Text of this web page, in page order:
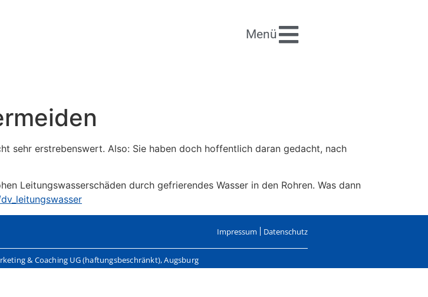
Menü
sehr erstrebenswert. Also: Sie haben doch hoffentlich daran gedacht, nach
Leitungswasserschäden durch gefrierendes Wasser in den Rohren. Was dann
Impressum Datenschutz
& Coaching UG (haftungsbeschränkt), Augsburg